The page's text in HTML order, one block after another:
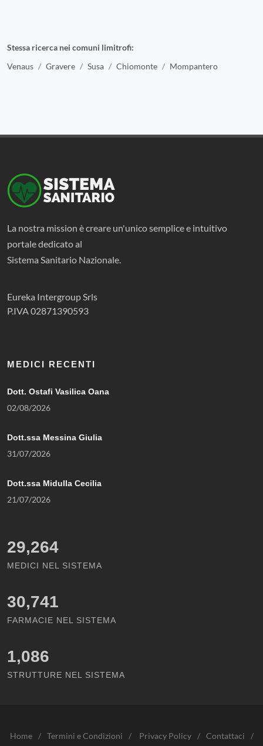
Stessa ricerca nei comuni limitrofi:
Venaus
Gravere Susa Chiomonte Mompantero
La nostra mission è creare un'unico semplice e intuitivo
portale dedicato al
Sistema Sanitario Nazionale.
Eureka Intergroup Srls
P.IVA 02871390593
MEDICI RECENTI
Dott. Ostafi Vasilica Oana
02/08/2026
Dott.ssa Messina Giulia
31/07/2026
Dott.ssa Midulla Cecilia
21/07/2026
29,264
MEDICI NEL SISTEMA
30,741
FARMACIE NEL SISTEMA
1,086
STRUTTURE NEL SISTEMA
Home / Termini e Condizioni / Privacy Policy / Contattaci
/